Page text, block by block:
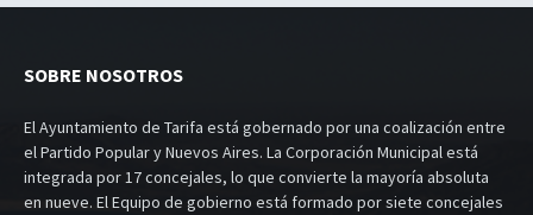
SOBRE NOSOTROS
El Ayuntamiento de Tarifa está gobernado por una coalización entre
el Partido Popular y Nuevos Aires. La Corporación Municipal está
integrada por 17 concejales, lo que convierte la mayoría absoluta
en nueve. El Equipo de gobierno está formado por siete concejales